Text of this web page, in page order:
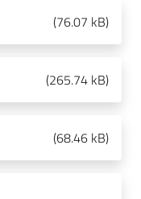
(76.07 kB)
(265.74 kB)
(68.46 kB)